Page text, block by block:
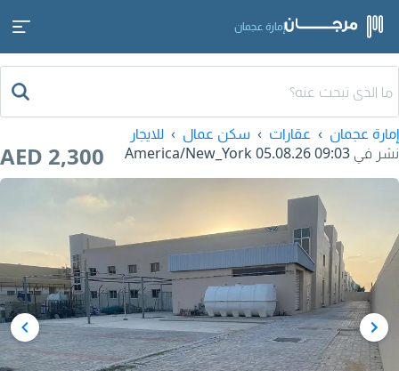
إمارة عجمان
إمارة عجمان عقارات سكن عمال
للايجار
نشر في 05.08.26 09:03
AED 2,300